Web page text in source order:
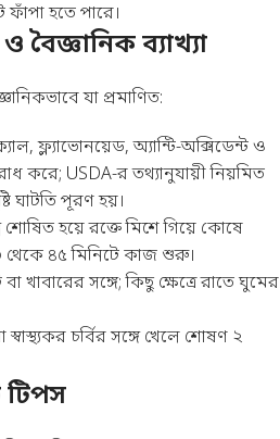
ফাঁপা হতে পারে।
বৈজ্ঞানিক ব্যাখ্যা
যা প্রমাণিত:
ফ্ল্যাভোনয়েড, অ্যান্টি-অক্সিডেন্ট ও
করে; USDA-র তথ্যানুযায়ী নিয়মিত
ঘাটতি পূরণ হয়।
শোষিত হয়ে রক্তে মিশে গিয়ে কোষে
৪৫ মিনিটে কাজ শুরু।
খাবারের সঙ্গে; কিছু ক্ষেত্রে রাতে ঘুমের
স্বাস্থ্যকর চর্বির সঙ্গে খেলে শোষণ ২
টিপস